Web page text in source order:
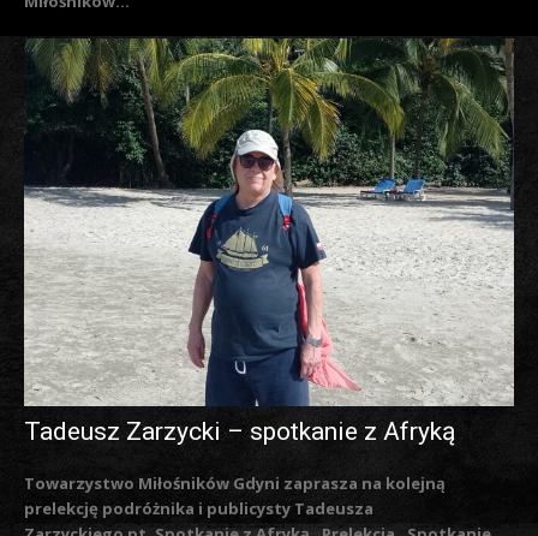
Tadeusz Zarzycki – spotkanie z Afryką
Towarzystwo Miłośników Gdyni zaprasza na kolejną
prelekcję podróżnika i publicysty Tadeusza